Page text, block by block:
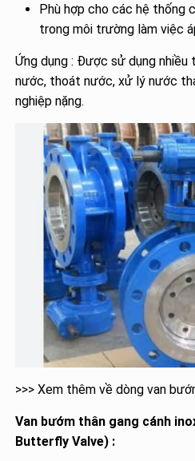
Phù hợp cho các hệ thống
trong môi trường làm việc
Ứng dụng : Được sử dụng
nước, thoát nước, xử lý nước
nghiệp nặng.
>>> Xem thêm về dòng van
Van bướm thân gang cánh
Butterfly Valve) :